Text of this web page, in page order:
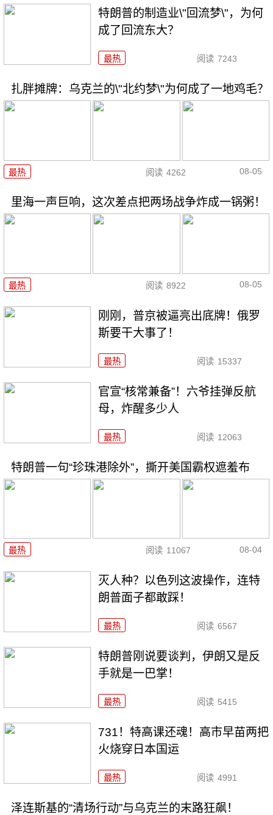
特朗普的制造业\"回流梦\"，为何
成了回流东大？
最热 阅读 7243
扎胖摊牌：乌克兰的\"北约梦\"为何成了一地鸡毛？
最热 阅读 4262 08-05
里海一声巨响，这次差点把两场战争炸成一锅粥！
最热 阅读 8922 08-05
刚刚，普京被逼亮出底牌！俄罗
斯要干大事了！
最热 阅读 15337
官宣“核常兼备”！六爷挂弹反航
母，炸醒多少人
最热 阅读 12063
特朗普一句“珍珠港除外”，撕开美国霸权遮羞布
最热 阅读 11067 08-04
灭人种？以色列这波操作，连特
朗普面子都敢踩！
最热 阅读 6567
特朗普刚说要谈判，伊朗又是反
手就是一巴掌！
最热 阅读 5415
731！特高课还魂！高市早苗两把
火烧穿日本国运
最热 阅读 4991
泽连斯基的“清场行动”与乌克兰的末路狂飙！